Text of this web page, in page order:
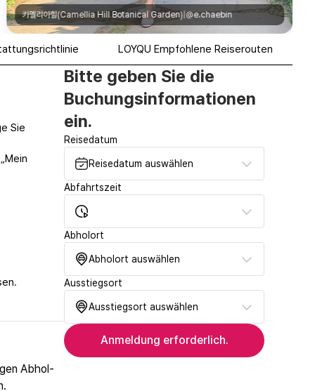
LOYQU Empfohlene Reiserouten
Sie
Abhol-
Bitte geben Sie die
Buchungsinformationen
ein.
Reisedatum
Reisedatum auswählen
Abfahrtszeit
Abholort
Abholort auswählen
Ausstiegsort
Ausstiegsort auswählen
Anmeldung erforderlich.